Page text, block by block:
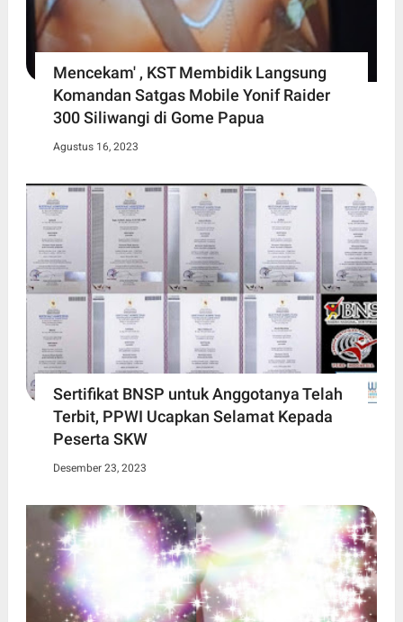
Mencekam' , KST Membidik Langsung
Komandan Satgas Mobile Yonif Raider
300 Siliwangi di Gome Papua
Agustus 16, 2023
Sertifikat BNSP untuk Anggotanya Telah
Terbit, PPWI Ucapkan Selamat Kepada
Peserta SKW
Desember 23, 2023